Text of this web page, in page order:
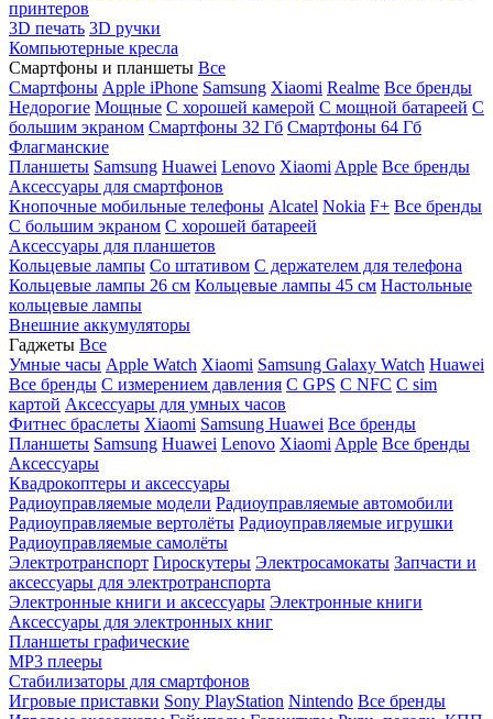
принтеров
3D печать 3D ручки
Компьютерные кресла
Смартфоны и планшеты Все
Смартфоны Apple iPhone Samsung Xiaomi Realme Все бренды
Недорогие Мощные С хорошей камерой С мощной батареей С
большим экраном Смартфоны 32 Гб Смартфоны 64 Гб
Флагманские
Планшеты Samsung Huawei Lenovo Xiaomi Apple Все бренды
Аксессуары для смартфонов
Кнопочные мобильные телефоны Alcatel Nokia F+ Все бренды
С большим экраном С хорошей батареей
Аксессуары для планшетов
Кольцевые лампы Со штативом C держателем для телефона
Кольцевые лампы 26 см Кольцевые лампы 45 см Настольные
кольцевые лампы
Внешние аккумуляторы
Гаджеты Все
Умные часы Apple Watch Xiaomi Samsung Galaxy Watch Huawei
Все бренды C измерением давления C GPS C NFC C sim
картой Аксессуары для умных часов
Фитнес браслеты Xiaomi Samsung Huawei Все бренды
Планшеты Samsung Huawei Lenovo Xiaomi Apple Все бренды
Аксессуары
Квадрокоптеры и аксессуары
Радиоуправляемые модели Радиоуправляемые автомобили
Радиоуправляемые вертолёты Радиоуправляемые игрушки
Радиоуправляемые самолёты
Электротранспорт Гироскутеры Электросамокаты Запчасти и
аксессуары для электротранспорта
Электронные книги и аксессуары Электронные книги
Аксессуары для электронных книг
Планшеты графические
MP3 плееры
Стабилизаторы для смартфонов
Игровые приставки Sony PlayStation Nintendo Все бренды